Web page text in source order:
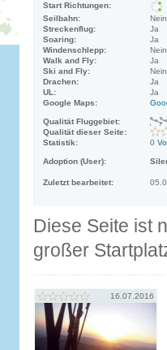
Start Richtungen:
Seilbahn:
Nein
Streckenflug:
Ja
Soaring:
Ja
Windenschlepp:
Nein
Walk and Fly:
Ja
Ski and Fly:
Nein
Drachen:
Ja
UL:
Ja
Google Maps:
Qualität Fluggebiet:
Qualität dieser Seite:
Statistik:
0
Adoption (User):
Zuletzt bearbeitet:
Diese Seite ist
großer
16.07.2016